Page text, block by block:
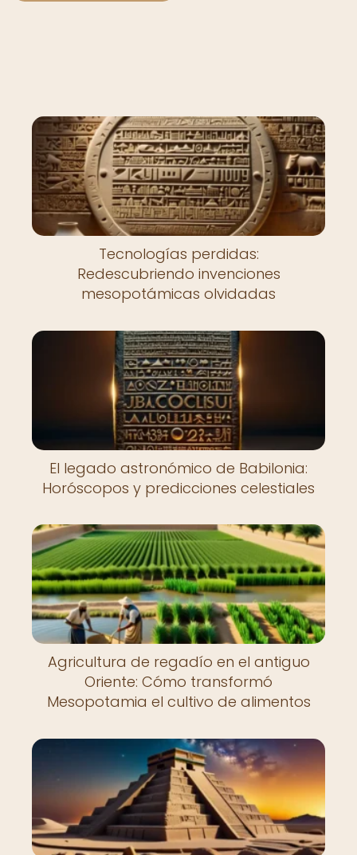
Tecnologías perdidas:
Redescubriendo invenciones
mesopotámicas olvidadas
El legado astronómico de Babilonia:
Horóscopos y predicciones celestiales
Agricultura de regadío en el antiguo
Oriente: Cómo transformó
Mesopotamia el cultivo de alimentos